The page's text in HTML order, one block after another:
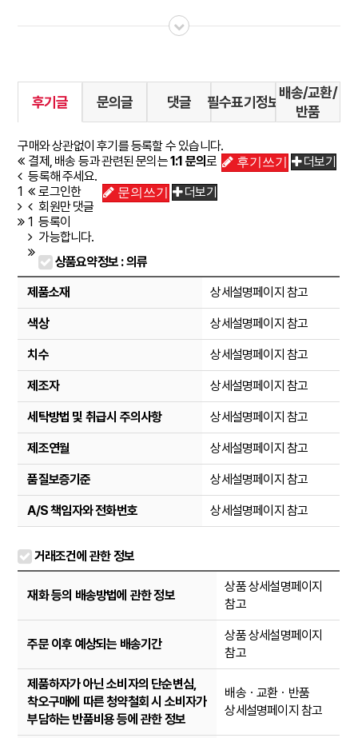
후기글 문의글 댓글 필수표기정보
배송/교환/
반품
구매와 상관없이 후기를 등록할 수 있습니다.
1
후기쓰기 더보기
결제, 배송 등과 관련된 문의는1:1 문의로
등록해 주세요.
1
문의쓰기 더보기
로그인한
회원만 댓글
등록이
가능합니다.
상품요약정보 : 의류
제품소재
상세설명페이지 참고
색상 상세설명페이지 참고
치수 상세설명페이지 참고
제조자 상세설명페이지 참고
세탁방법 및 취급시 주의사항 상세설명페이지 참고
제조연월 상세설명페이지 참고
품질보증기준 상세설명페이지 참고
A/S 책임자와 전화번호 상세설명페이지 참고
거래조건에 관한 정보
재화 등의 배송방법에 관한 정보
상품 상세설명페이지
참고
주문 이후 예상되는 배송기간
상품 상세설명페이지
참고
제품하자가 아닌 소비자의 단순변심,
착오구매에 따른 청약철회 시 소비자가
부담하는 반품비용 등에 관한 정보
배송ㆍ교환ㆍ반품
상세설명페이지 참고